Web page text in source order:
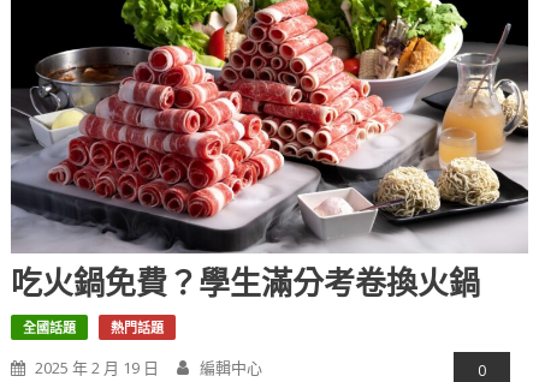
吃火鍋免費？學生滿分考卷換火鍋
全國話題 熱門話題
2025 年 2 月 19 日 編輯中心 0